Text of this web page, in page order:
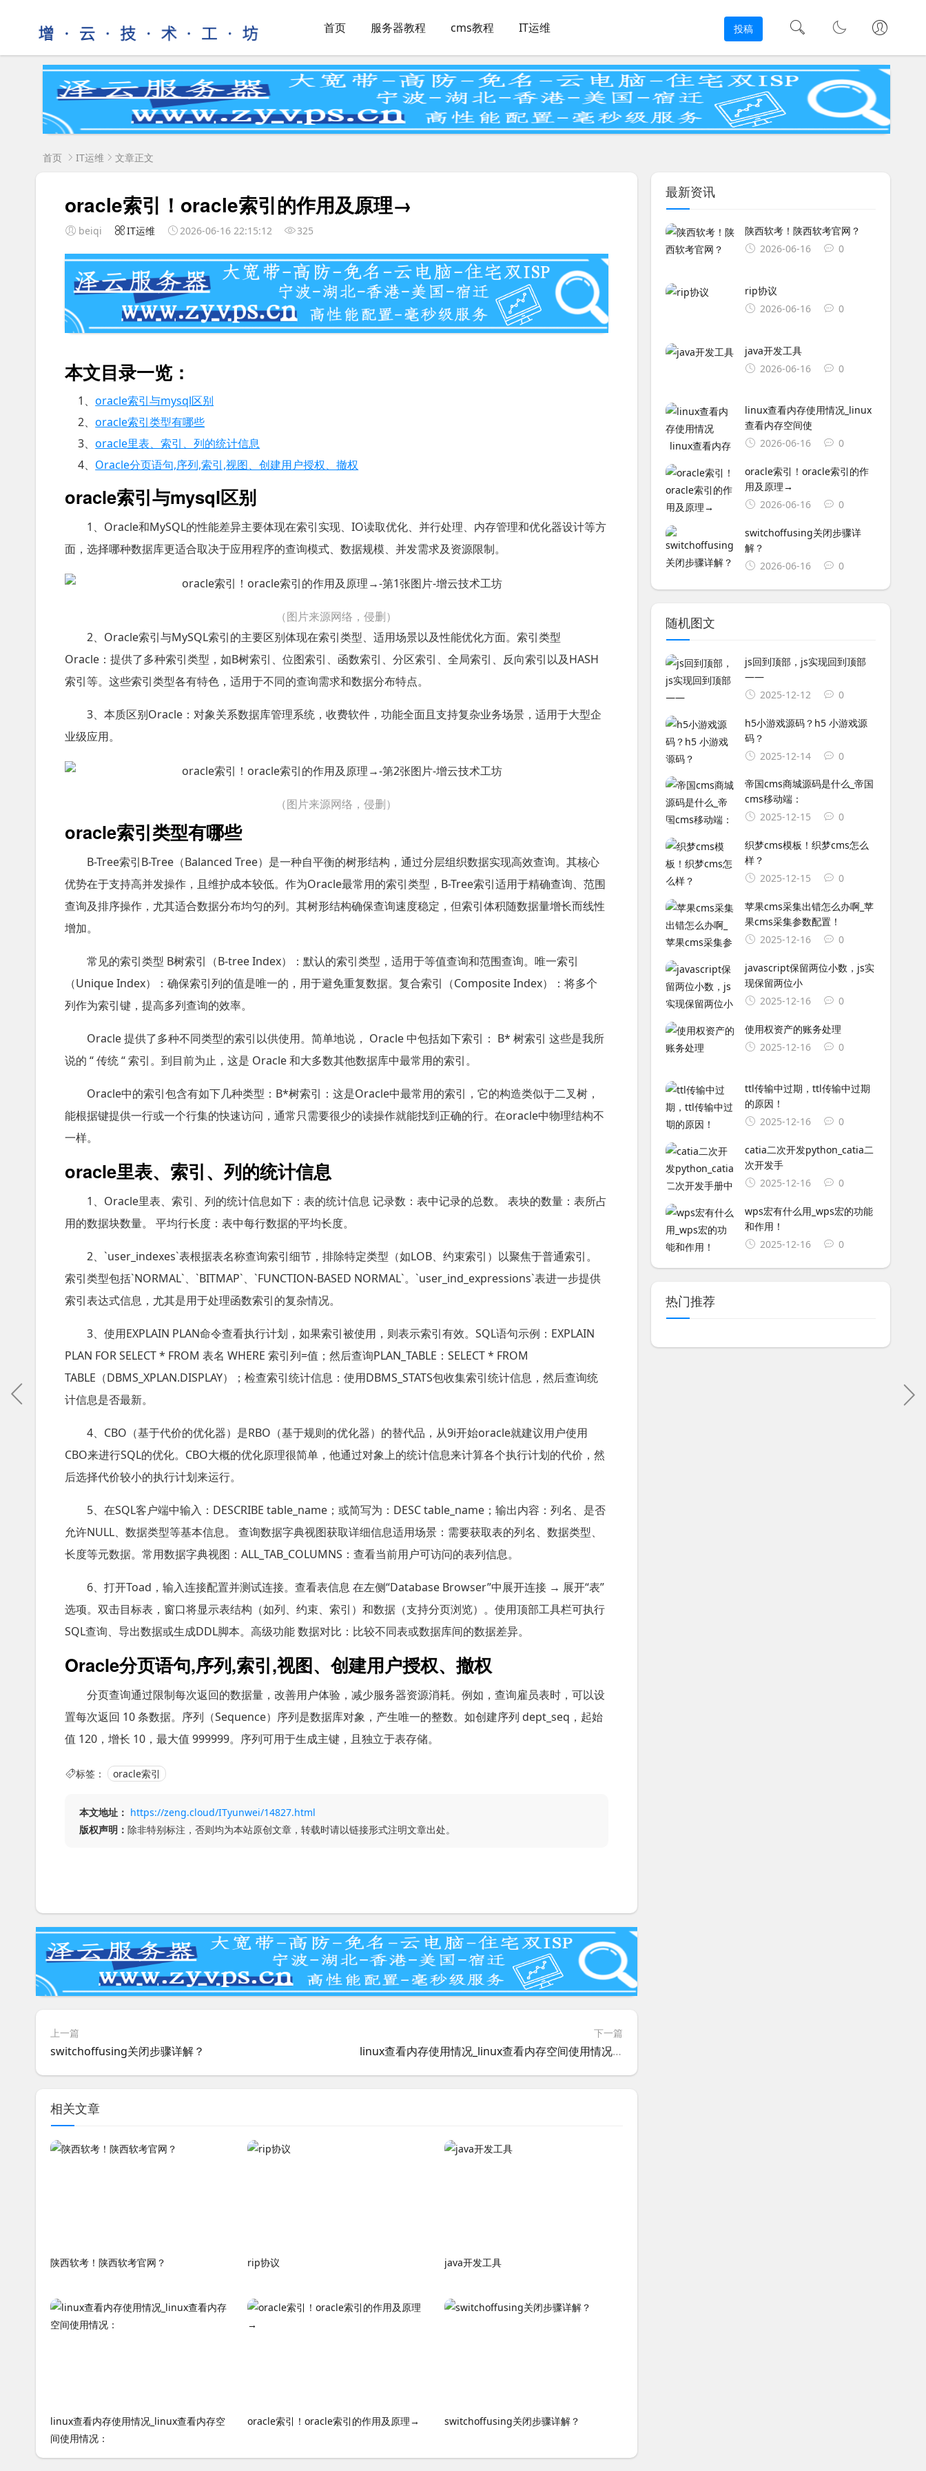
首页 服务器教程 cms教程 IT运维 投稿
首页 IT运维 文章正文
oracle索引！oracle索引的作用及原理→
beiqi IT运维 2026-06-16 22:15:12 325
本文目录一览：
1、oracle索引与mysql区别
2、oracle索引类型有哪些
3、oracle里表、索引、列的统计信息
4、 Oracle分页语句,序列,索引,视图、创建用户授权、撤权
oracle索引与mysql区别
1、Oracle和MySQL的性能差异主要体现在索引实现、IO读取优化、并行处理、内存管理和优化器设计等方
面，选择哪种数据库更适合取决于应用程序的查询模式、数据规模、并发需求及资源限制。
（图片来源网络，侵删）
2、Oracle索引与MySQL索引的主要区别体现在索引类型、适用场景以及性能优化方面。索引类型
Oracle：提供了多种索引类型，如B树索引、位图索引、函数索引、分区索引、全局索引、反向索引以及HASH
索引等。这些索引类型各有特色，适用于不同的查询需求和数据分布特点。
3、本质区别Oracle：对象关系数据库管理系统，收费软件，功能全面且支持复杂业务场景，适用于大型企
业级应用。
（图片来源网络，侵删）
oracle索引类型有哪些
B-Tree索引B-Tree（Balanced Tree）是一种自平衡的树形结构，通过分层组织数据实现高效查询。其核心
优势在于支持高并发操作，且维护成本较低。作为Oracle最常用的索引类型，B-Tree索引适用于精确查询、范围
查询及排序操作，尤其适合数据分布均匀的列。其树形结构确保查询速度稳定，但索引体积随数据量增长而线性
增加。
常见的索引类型 B树索引（B-tree Index）：默认的索引类型，适用于等值查询和范围查询。唯一索引
（Unique Index）：确保索引列的值是唯一的，用于避免重复数据。复合索引（Composite Index）：将多个
列作为索引键，提高多列查询的效率。
Oracle 提供了多种不同类型的索引以供使用。简单地说， Oracle 中包括如下索引： B* 树索引 这些是我所
说的 “ 传统 “ 索引。到目前为止，这是 Oracle 和大多数其他数据库中最常用的索引。
Oracle中的索引包含有如下几种类型：B*树索引：这是Oracle中最常用的索引，它的构造类似于二叉树，
能根据键提供一行或一个行集的快速访问，通常只需要很少的读操作就能找到正确的行。在oracle中物理结构不
一样。
oracle里表、索引、列的统计信息
1、Oracle里表、索引、列的统计信息如下：表的统计信息 记录数：表中记录的总数。 表块的数量：表所占
用的数据块数量。 平均行长度：表中每行数据的平均长度。
2、`user_indexes`表根据表名称查询索引细节，排除特定类型（如LOB、约束索引）以聚焦于普通索引。
索引类型包括`NORMAL`、`BITMAP`、`FUNCTION-BASED NORMAL`。`user_ind_expressions`表进一步提供
索引表达式信息，尤其是用于处理函数索引的复杂情况。
3、使用EXPLAIN PLAN命令查看执行计划，如果索引被使用，则表示索引有效。SQL语句示例：EXPLAIN
PLAN FOR SELECT * FROM 表名 WHERE 索引列=值；然后查询PLAN_TABLE：SELECT * FROM
TABLE（DBMS_XPLAN.DISPLAY）；检查索引统计信息：使用DBMS_STATS包收集索引统计信息，然后查询统
计信息是否最新。
4、CBO（基于代价的优化器）是RBO（基于规则的优化器）的替代品，从9i开始oracle就建议用户使用
CBO来进行SQL的优化。CBO大概的优化原理很简单，他通过对象上的统计信息来计算各个执行计划的代价，然
后选择代价较小的执行计划来运行。
5、在SQL客户端中输入：DESCRIBE table_name；或简写为：DESC table_name；输出内容：列名、是否
允许NULL、数据类型等基本信息。 查询数据字典视图获取详细信息适用场景：需要获取表的列名、数据类型、
长度等元数据。常用数据字典视图：ALL_TAB_COLUMNS：查看当前用户可访问的表列信息。
6、打开Toad，输入连接配置并测试连接。查看表信息 在左侧“Database Browser”中展开连接 → 展开“表”
选项。双击目标表，窗口将显示表结构（如列、约束、索引）和数据（支持分页浏览）。使用顶部工具栏可执行
SQL查询、导出数据或生成DDL脚本。高级功能 数据对比：比较不同表或数据库间的数据差异。
Oracle分页语句,序列,索引,视图、创建用户授权、撤权
分页查询通过限制每次返回的数据量，改善用户体验，减少服务器资源消耗。例如，查询雇员表时，可以设
置每次返回 10 条数据。序列（Sequence）序列是数据库对象，产生唯一的整数。如创建序列 dept_seq，起始
值 120，增长 10，最大值 999999。序列可用于生成主键，且独立于表存储。
标签： oracle索引
本文地址： https://zeng.cloud/ITyunwei/14827.html
版权声明： 除非特别标注，否则均为本站原创文章，转载时请以链接形式注明文章出处。
上一篇
switchoffusing关闭步骤详解？
下一篇
linux查看内存使用情况_linux查看内存空间使用情况：
相关文章
陕西软考！陕西软考官网？ rip协议 java开发工具
linux查看内存使用情况_linux查看内存空
间使用情况：
oracle索引！oracle索引的作用及原理→ switchoffusing关闭步骤详解？
最新资讯
陕西软考！陕西软考官网？
2026-06-16
0
rip协议
2026-06-16
0
java开发工具
2026-06-16
0
linux查看内存使用情况_linux
查看内存空间使
2026-06-16
0
oracle索引！oracle索引的作
用及原理→
2026-06-16
0
switchoffusing关闭步骤详
解？
2026-06-16
0
随机图文
js回到顶部，js实现回到顶部
——
2025-12-12
0
h5小游戏源码？h5 小游戏源
码？
2025-12-14
0
帝国cms商城源码是什么_帝国
cms移动端：
2025-12-15
0
织梦cms模板！织梦cms怎么
样？
2025-12-15
0
苹果cms采集出错怎么办啊_苹
果cms采集参数配置！
2025-12-16
0
javascript保留两位小数，js实
现保留两位小
2025-12-16
0
使用权资产的账务处理
2025-12-16
0
ttl传输中过期，ttl传输中过期
的原因！
2025-12-16
0
catia二次开发python_catia二
次开发手
2025-12-16
0
wps宏有什么用_wps宏的功能
和作用！
2025-12-16
0
热门推荐